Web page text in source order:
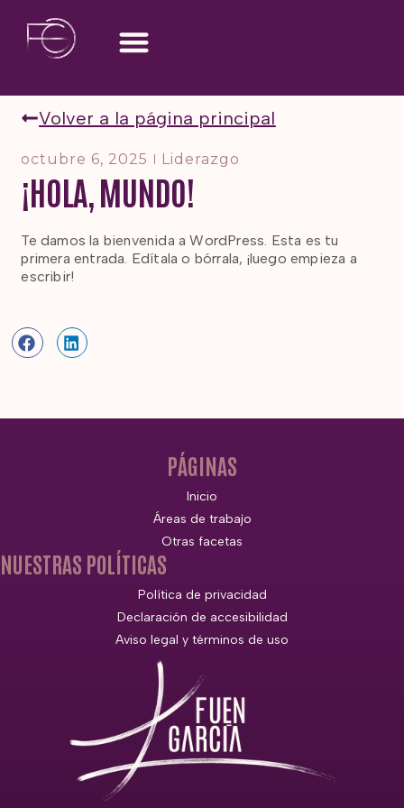
Volver a la página principal
octubre 6, 2025 Liderazgo
¡HOLA, MUNDO!
Te damos la bienvenida a WordPress. Esta es tu
primera entrada. Edítala o bórrala, ¡luego empieza a
escribir!
PÁGINAS
Inicio
Áreas de trabajo
Otras facetas
NUESTRAS POLÍTICAS
Política de privacidad
Declaración de accesibilidad
Aviso legal y términos de uso